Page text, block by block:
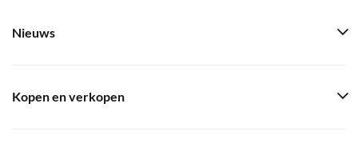
Nieuws
Kopen en verkopen